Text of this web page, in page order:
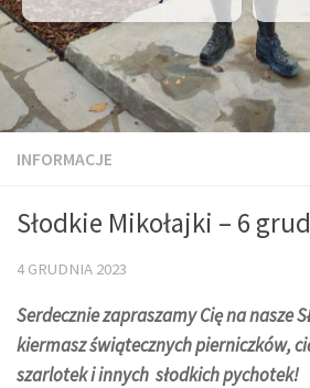
INFORMACJE
Słodkie Mikołajki – 6
4 GRUDNIA 2023
Serdecznie zapraszamy Cię na nasze
kiermasz świątecznych pierniczków,
szarlotek i innych słodkich pychotek!